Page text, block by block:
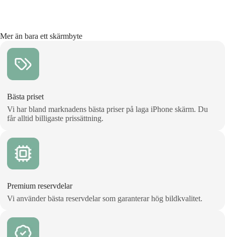
Mer än bara ett skärmbyte
Bästa priset
Vi har bland marknadens bästa priser på laga iPhone skärm. Du
får alltid billigaste prissättning.
Premium reservdelar
Vi använder bästa reservdelar som garanterar hög bildkvalitet.